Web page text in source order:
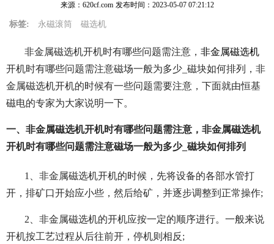
来源：620cf.com 发布时间： 2023-05-07 07:21:12
标签: 永磁滚筒 磁选机
非金属磁选机开机时有哪些问题需注意， 非金属磁选机
开机时有哪些问题需注意磁场一般为多少_磁块如何排列，非
金属磁选机开机的时候有一些问题需要注意，下面就由恒基
磁电的专家为大家说明一下。
一、非金属磁选机开机时有哪些问题需注意，非金属磁选机
开机时有哪些问题需注意磁场一般为多少_磁块如何排列
1、非金属磁选机开机的时候，先将设备的各部水管打
开，排矿口开始应小些，然后给矿，并逐步调整到正常操作;
2、非金属磁选机的开机应按一定的顺序进行。一般来说
开机按工艺过程从后往前开，停机则相反;